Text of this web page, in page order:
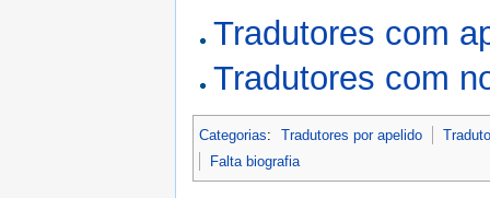
Tradutores com
Tradutores com
Categorias: Tradutores por apelido
Falta biografia